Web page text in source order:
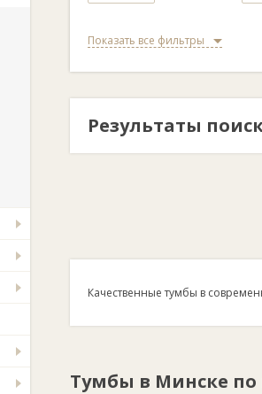
Показать все фильтры
Результаты
Качественные тумбы в
Тумбы в Минске